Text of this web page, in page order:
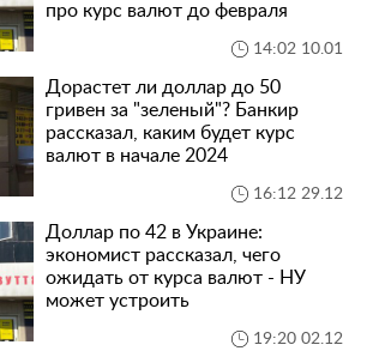
про курс валют до февраля
14:02 10.01
Дорастет ли доллар до 50
гривен за "зеленый"? Банкир
рассказал, каким будет курс
валют в начале 2024
16:12 29.12
Доллар по 42 в Украине:
экономист рассказал, чего
ожидать от курса валют - НУ
может устроить
19:20 02.12